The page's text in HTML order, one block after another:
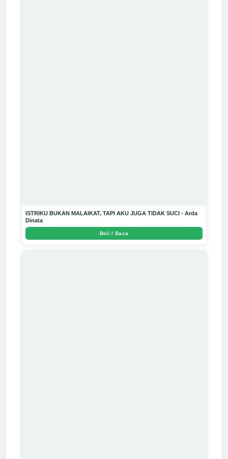
ISTRIKU BUKAN MALAIKAT, TAPI AKU JUGA TIDAK SUCI - Arda
Dinata
Beli / Baca